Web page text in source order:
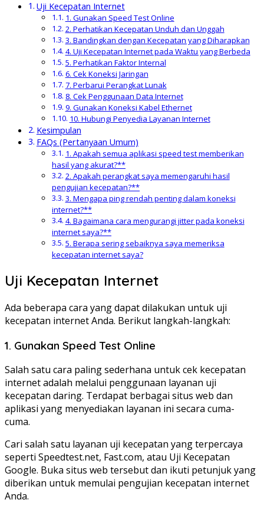
Uji Kecepatan Internet
1. Gunakan Speed Test Online
2. Perhatikan Kecepatan Unduh dan Unggah
3. Bandingkan dengan Kecepatan yang Diharapkan
4. Uji Kecepatan Internet pada Waktu yang Berbeda
5. Perhatikan Faktor Internal
6. Cek Koneksi Jaringan
7. Perbarui Perangkat Lunak
8. Cek Penggunaan Data Internet
9. Gunakan Koneksi Kabel Ethernet
10. Hubungi Penyedia Layanan Internet
Kesimpulan
FAQs (Pertanyaan Umum)
1. Apakah semua aplikasi speed test memberikan
hasil yang akurat?**
2. Apakah perangkat saya memengaruhi hasil
pengujian kecepatan?**
3. Mengapa ping rendah penting dalam koneksi
internet?**
4. Bagaimana cara mengurangi jitter pada koneksi
internet saya?**
5. Berapa sering sebaiknya saya memeriksa
kecepatan internet saya?
Uji Kecepatan Internet
Ada beberapa cara yang dapat dilakukan untuk uji
kecepatan internet Anda. Berikut langkah-langkah:
1. Gunakan Speed Test Online
Salah satu cara paling sederhana untuk cek kecepatan
internet adalah melalui penggunaan layanan uji
kecepatan daring. Terdapat berbagai situs web dan
aplikasi yang menyediakan layanan ini secara cuma-
cuma.
Cari salah satu layanan uji kecepatan yang terpercaya
seperti Speedtest.net, Fast.com, atau Uji Kecepatan
Google. Buka situs web tersebut dan ikuti petunjuk yang
diberikan untuk memulai pengujian kecepatan internet
Anda.